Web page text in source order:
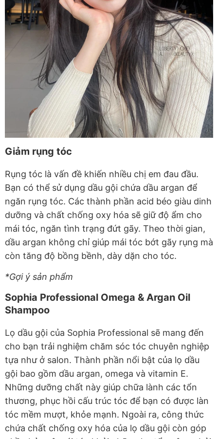
Giảm rụng tóc
Rụng tóc là vấn đề khiến nhiều chị em đau đầu.
Bạn có thể sử dụng dầu gội chứa dầu argan để
ngăn rụng tóc. Các thành phần acid béo giàu dinh
dưỡng và chất chống oxy hóa sẽ giữ độ ẩm cho
mái tóc, ngăn tình trạng đứt gãy. Theo thời gian,
dầu argan không chỉ giúp mái tóc bớt gãy rụng mà
còn tăng độ bồng bềnh, dày dặn cho tóc.
*Gợi ý sản phẩm
Sophia Professional Omega & Argan Oil
Shampoo
Lọ dầu gội của Sophia Professional sẽ mang đến
cho bạn trải nghiệm chăm sóc tóc chuyên nghiệp
tựa như ở salon. Thành phần nổi bật của lọ dầu
gội bao gồm dầu argan, omega và vitamin E.
Những dưỡng chất này giúp chữa lành các tổn
thương, phục hồi cấu trúc tóc để bạn có được làn
tóc mềm mượt, khỏe mạnh. Ngoài ra, công thức
chứa chất chống oxy hóa của lọ dầu gội còn góp